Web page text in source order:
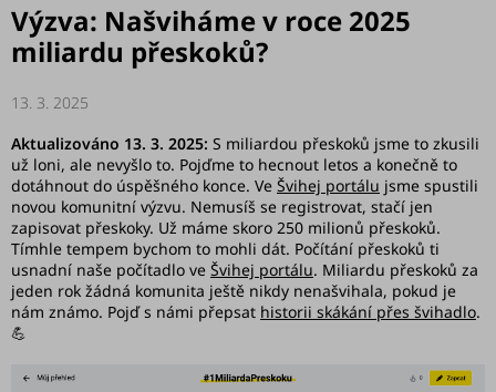
Tréninkové
plány
Oblečení
Doplňky
stravy
Tréninkové
doplňky
🚀
Začínám
se
Výzva: Našviháme v roce 2025
miliardu přeskoků?
13. 3. 2025
Aktualizováno 13. 3. 2025: S miliardou přeskoků jsme to zkusili
už loni, ale nevyšlo to. Pojďme to hecnout letos a konečně to
dotáhnout do úspěšného konce. Ve Švihej portálu jsme spustili
novou komunitní výzvu. Nemusíš se registrovat, stačí jen
zapisovat přeskoky. Už máme skoro 250 milionů přeskoků.
Tímhle tempem bychom to mohli dát. Počítání přeskoků ti
usnadní naše počítadlo ve Švihej portálu. Miliardu přeskoků za
jeden rok žádná komunita ještě nikdy nenašvihala, pokud je
nám známo. Pojď s námi přepsat historii skákání přes švihadlo.
💪